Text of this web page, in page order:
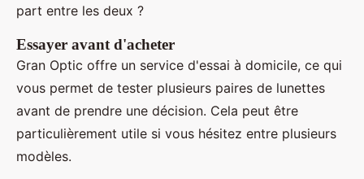
part entre les deux ?
Essayer avant d'acheter
Gran Optic offre un service d'essai à domicile, ce qui
vous permet de tester plusieurs paires de lunettes
avant de prendre une décision. Cela peut être
particulièrement utile si vous hésitez entre plusieurs
modèles.